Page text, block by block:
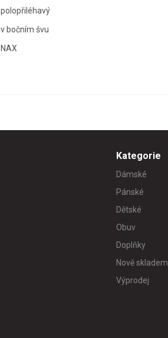
polopřiléhavý
v bočním švu
NAX
Kategorie
Dámské
Pánské
Dětské
Obuv
Doplňky
Nově skladem
Výprodej